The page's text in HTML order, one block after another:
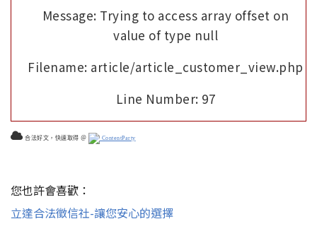
Message: Trying to access array offset on
value of type null
Filename: article/article_customer_view.php
Line Number: 97
合法好文，快速取得 ＠ ContentParty
您也許會喜歡：
立達合法徵信社-讓您安心的選擇